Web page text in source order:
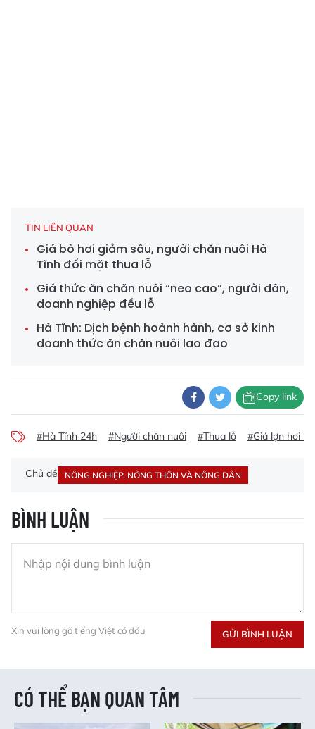
TIN LIÊN QUAN
Giá bò hơi giảm sâu, người chăn nuôi Hà
Tĩnh đối mặt thua lỗ
Giá thức ăn chăn nuôi “neo cao”, người dân,
doanh nghiệp đều lỗ
Hà Tĩnh: Dịch bệnh hoành hành, cơ sở kinh
doanh thức ăn chăn nuôi lao đao
Copy link
#Hà Tĩnh 24h #Người chăn nuôi #Thua lỗ #Giá lợn hơi
Chủ đề NÔNG NGHIỆP, NÔNG THÔN VÀ NÔNG DÂN
BÌNH LUẬN
Xin vui lòng gõ tiếng Việt có dấu GỬI BÌNH LUẬN
CÓ THỂ BẠN QUAN TÂM